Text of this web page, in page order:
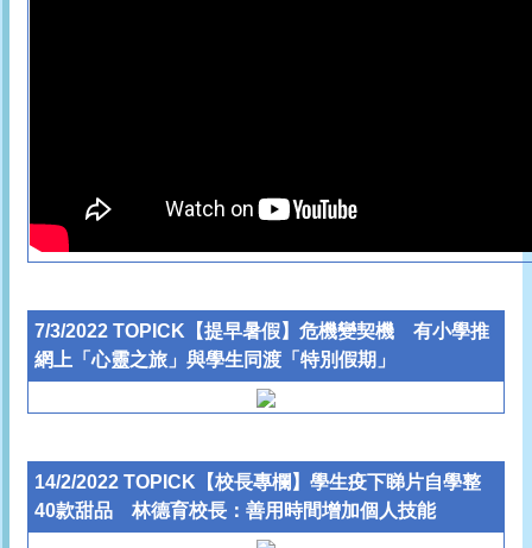
7/3/2022 TOPICK【提早暑假】危機變契機 有小學推
網上「心靈之旅」與學生同渡「特別假期」
14/2/2022 TOPICK【校長專欄】學生疫下睇片自學整
40款甜品 林德育校長：善用時間增加個人技能